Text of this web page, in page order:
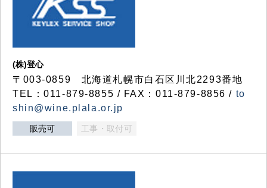
(株)登心
〒003-0859 北海道札幌市白石区川北2293番地
TEL：011-879-8855 / FAX：011-879-8856 / to
shin@wine.plala.or.jp
販売可 工事・取付可